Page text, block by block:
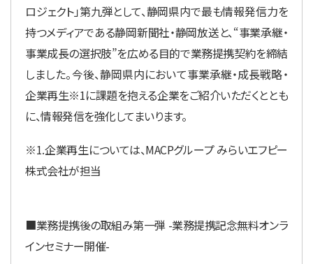
ロジェクト」第九弾として、静岡県内で最も情報発信力を
持つメディアである静岡新聞社・静岡放送と、“事業承継・
事業成長の選択肢”を広める目的で業務提携契約を締結
しました。今後、静岡県内において事業承継・成長戦略・
企業再生※1に課題を抱える企業をご紹介いただくととも
に、情報発信を強化してまいります。
※1.企業再生については、MACPグループ みらいエフピー
株式会社が担当
■業務提携後の取組み第一弾 -業務提携記念無料オンラ
インセミナー開催-